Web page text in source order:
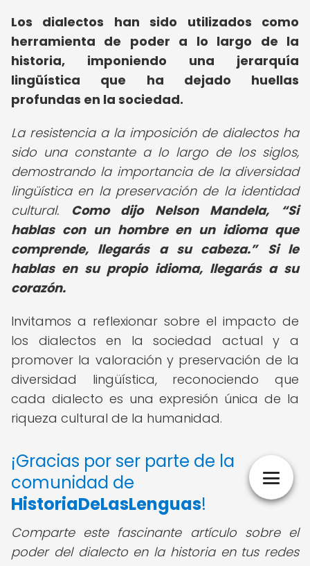
Los dialectos han sido utilizados como
herramienta de poder a lo largo de la
historia, imponiendo una jerarquía
lingüística que ha dejado huellas
profundas en la sociedad.
La resistencia a la imposición de dialectos ha
sido una constante a lo largo de los siglos,
demostrando la importancia de la diversidad
lingüística en la preservación de la identidad
cultural. Como dijo Nelson Mandela,
Si
hablas con un hombre en un idioma que
comprende, llegarás a su cabeza.
Si le
hablas en su propio idioma, llegarás a su
corazón.
Invitamos a reflexionar sobre el impacto de
los dialectos en la sociedad actual y a
promover la valoración y preservación de la
diversidad lingüística, reconociendo que
cada dialecto es una expresión única de la
riqueza cultural de la humanidad.
¡Gracias por ser parte de la
comunidad de
HistoriaDeLasLenguas!
Comparte este fascinante artículo sobre el
poder del dialecto en la historia en tus redes